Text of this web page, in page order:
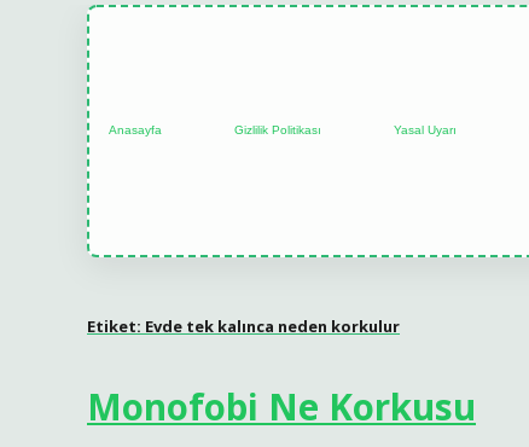
Anasayfa Gizlilik Politikası Yasal Uyarı
Etiket: Evde tek kalınca neden korkulur
Monofobi Ne Korkusu